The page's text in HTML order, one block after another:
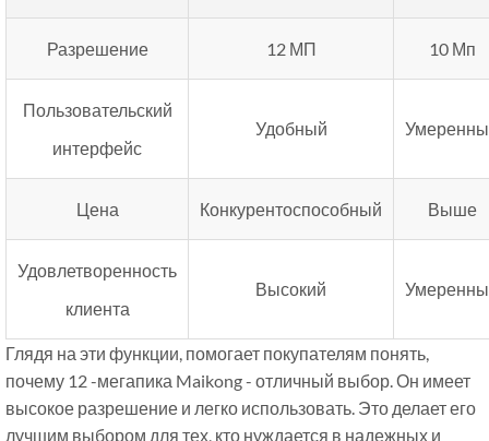
Разрешение 12 МП 10 Мп
Пользовательский
интерфейс
Удобный
Цена Конкурентоспособный Выше
Удовлетворенность
клиента
Высокий
Глядя на эти функции, помогает покупателям понять,
почему 12 -мегапика Maikong - отличный выбор. Он имеет
высокое разрешение и легко использовать. Это делает его
лучшим выбором для тех, кто нуждается в надежных и